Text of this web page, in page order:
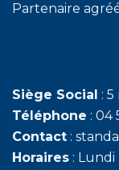
Partenaire
Siège Social :
Téléphone : 04
Contact :
Horaires : Lundi